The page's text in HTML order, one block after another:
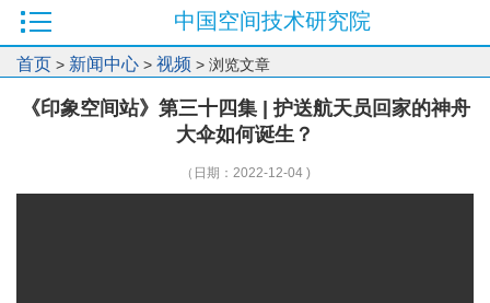
中国空间技术研究院
首页 > 新闻中心 > 视频 > 浏览文章
《印象空间站》第三十四集 | 护送航天员回家的神舟
大伞如何诞生？
（日期：2022-12-04 )